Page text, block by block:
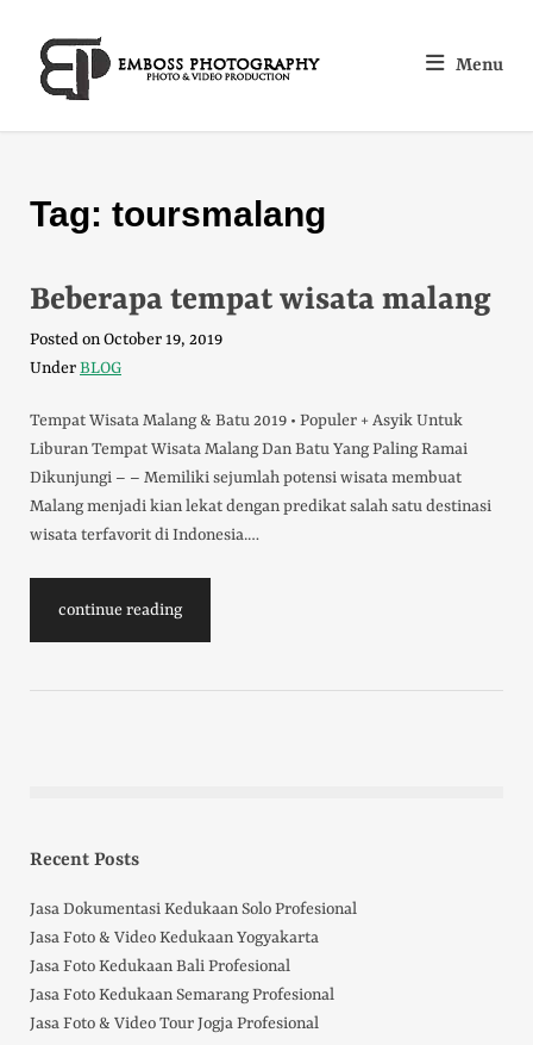
Menu
Tag: toursmalang
Beberapa tempat wisata malang
Posted onOctober 19, 2019
UnderBLOG
Tempat Wisata Malang & Batu 2019 • Populer + Asyik Untuk
Liburan Tempat Wisata Malang Dan Batu Yang Paling Ramai
Dikunjungi – – Memiliki sejumlah potensi wisata membuat
Malang menjadi kian lekat dengan predikat salah satu destinasi
wisata terfavorit di Indonesia.…
continue reading
Recent Posts
Jasa Dokumentasi Kedukaan Solo Profesional
Jasa Foto & Video Kedukaan Yogyakarta
Jasa Foto Kedukaan Bali Profesional
Jasa Foto Kedukaan Semarang Profesional
Jasa Foto & Video Tour Jogja Profesional